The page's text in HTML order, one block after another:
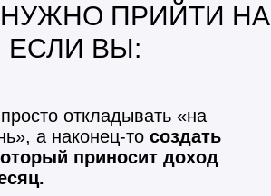
откладывать «на
а наконец-то создать
приносит доход
ПРИЙТИ НА
ЕСЛИ ВЫ: